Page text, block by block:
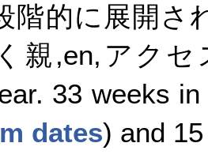
階的に展開さ
親,en,アク
33 weeks
dates) and